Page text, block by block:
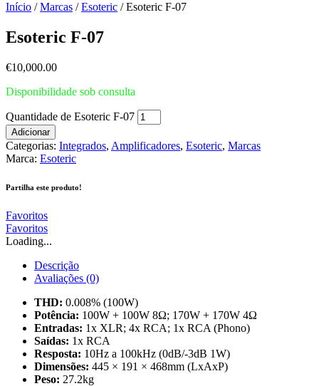
Início /Marcas /Esoteric / Esoteric F-07
Esoteric F-07
€10,000.00
Disponibilidade sob consulta
Quantidade de Esoteric F-07
Adicionar
Categorias: Integrados, Amplificadores, Esoteric, Marcas
Marca: Esoteric
Partilha este produto!
Favoritos
Favoritos
Loading...
Descrição
Avaliações (0)
THD: 0.008% (100W)
Potência: 100W + 100W 8Ω; 170W + 170W 4Ω
Entradas: 1x XLR; 4x RCA; 1x RCA (Phono)
Saídas: 1x RCA
Resposta: 10Hz a 100kHz (0dB/-3dB 1W)
Dimensões: 445 × 191 × 468mm (LxAxP)
Peso: 27.2kg